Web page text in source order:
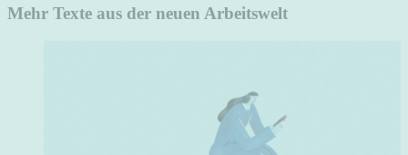
Mehr Texte aus der neuen Arbeitswelt